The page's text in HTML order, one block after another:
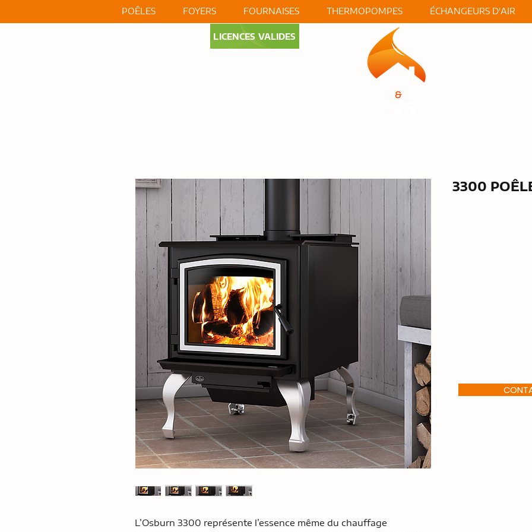
POÊLES FOYERS FOURNAISES THERMOPOMPES ÉCHANGEURS D'AIR
LICENCES VALIDES
L’Osburn 3300 représente l’essence même du chauffage
3300